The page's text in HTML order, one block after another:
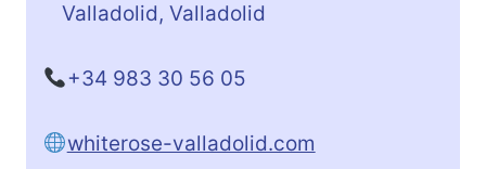
Valladolid, Valladolid
+34 983 30 56 05
whiterose-valladolid.com